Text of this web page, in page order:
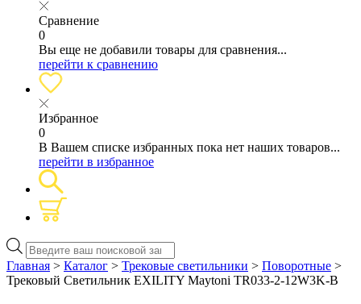
Сравнение
0
Вы еще не добавили товары для сравнения...
перейти к сравнению
Избранное
0
В Вашем списке избранных пока нет наших товаров...
перейти в избранное
Поиск
товаров
Главная > Каталог > Трековые светильники > Поворотные >
Трековый Светильник EXILITY Maytoni TR033-2-12W3K-B